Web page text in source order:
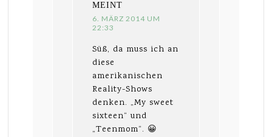
MEINT
6. MÄRZ 2014 UM
22:33
Süß, da muss ich an
diese
amerikanischen
Reality-Shows
denken. „My sweet
sixteen“ und
„Teenmom“. 😀